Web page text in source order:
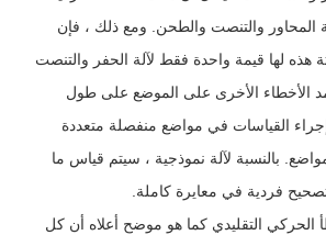
المحاور والتنصت والطحن. ومع ذلك ، فإن
هذه لها قيمة واحدة فقط لآلة الحفر والتنصت
الأخطاء الأخرى على الموضع على طول
القياسات في مواضع منفصلة متعددة
بالنسبة لآلة نموذجية ، سيتم قياس ما
الحركي التقليدي كما هو موضح أعلاه أن كل